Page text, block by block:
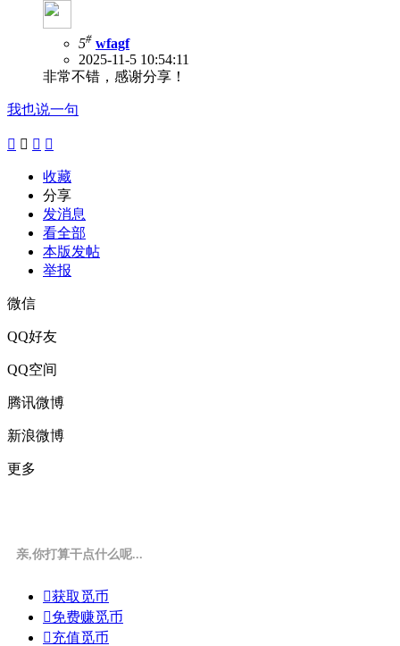
5# wfagf
2025-11-5 10:54:11
非常不错，感谢分享！
我也说一句
   
收藏
分享
发消息
看全部
本版发帖
举报
微信
QQ好友
QQ空间
腾讯微博
新浪微博
更多
亲,你打算干点什么呢...
获取觅币
免费赚觅币
充值觅币